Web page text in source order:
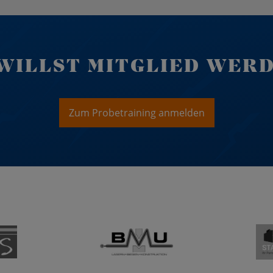
MITGLIED
Zum Probetraining anmelden